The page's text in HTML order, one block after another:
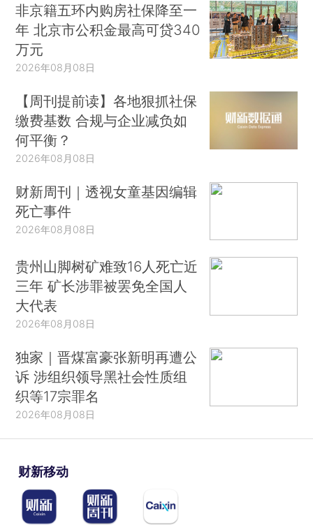
非京籍五环内购房社保降至一
年 北京市公积金最高可贷340
万元
2026年08月08日
【周刊提前读】各地狠抓社保
缴费基数 合规与企业减负如
何平衡？
2026年08月08日
财新周刊｜透视女童基因编辑
死亡事件
2026年08月08日
贵州山脚树矿难致16人死亡近
三年 矿长涉罪被罢免全国人
大代表
2026年08月08日
独家｜晋煤富豪张新明再遭公
诉 涉组织领导黑社会性质组
织等17宗罪名
2026年08月08日
财新移动